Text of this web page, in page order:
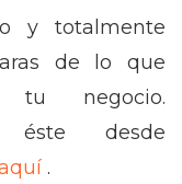
y totalmente
de lo que
tu negocio.
desde
.